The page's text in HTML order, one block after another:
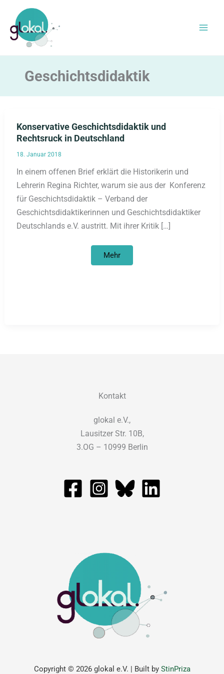
Inhalt
springen
Geschichtsdidaktik
Konservative Geschichtsdidaktik und
Rechtsruck in Deutschland
18. Januar 2018
In einem offenen Brief erklärt die Historikerin und
Lehrerin Regina Richter, warum sie aus der Konferenz
für Geschichtsdidaktik – Verband der
Geschichtsdidaktikerinnen und Geschichtsdidaktiker
Deutschlands e.V. austritt. Mit ihrer Kritik […]
Konservative
Mehr
Copyright © 2026 glokal e.V. | Built by StinPriza
Kontakt
glokal e.V.,
Lausitzer Str. 10B,
3.OG – 10999 Berlin